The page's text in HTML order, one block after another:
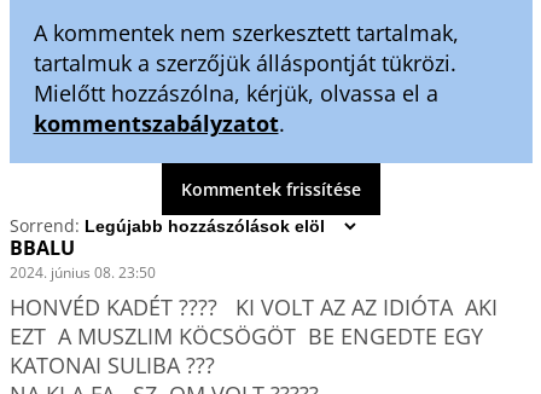
A kommentek nem szerkesztett tartalmak,
tartalmuk a szerzőjük álláspontját tükrözi.
Mielőtt hozzászólna, kérjük, olvassa el a
kommentszabályzatot.
Kommentek frissítése
Sorrend:
BBALU
2024. június 08. 23:50
HONVÉD KADÉT ????   KI VOLT AZ AZ IDIÓTA  AKI
EZT  A MUSZLIM KÖCSÖGÖT  BE ENGEDTE EGY
KATONAI SULIBA ???